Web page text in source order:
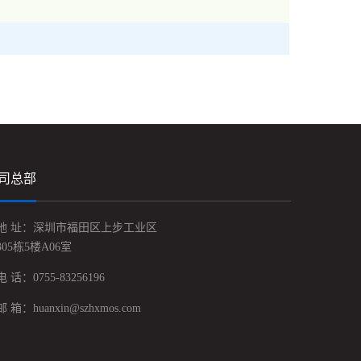
总部
址：深圳市福田区上步工业区
栋5楼A06室
话：0755-83256196
箱：huanxin@szhxmos.com